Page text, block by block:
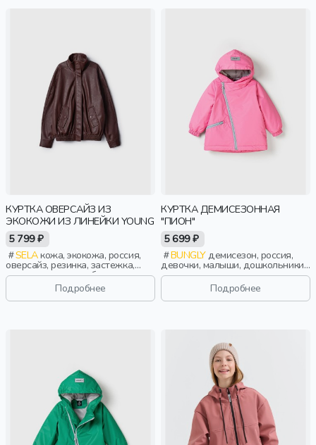
КУРТКА ОВЕРСАЙЗ ИЗ
ЭКОКОЖИ ИЗ ЛИНЕЙКИ YOUNG
5 799 ₽
SELAкожа, экокожа, россия,
оверсайз, резинка, застежка,
кнопки, клапан, свободные,
прорези, карман, воротник, пояс,
воротник-стойка, девочки,
старшеклассники, дети
Подробнее
КУРТКА ДЕМИСЕЗОННАЯ
"ПИОН"
5 699 ₽
BUNGLYдемисезон, россия,
девочки, малыши, дошкольники,
дети
Подробнее